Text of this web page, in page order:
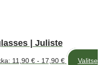
| Juliste
11,90 € - 17,90 €
Valitse